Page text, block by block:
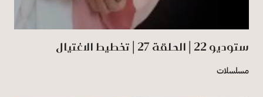
ستوديو 22 | الحلقة 27 | تخطيط الاغتيال
مسلسلات